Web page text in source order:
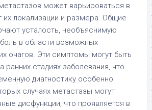
может варьироваться в
их локализации и размера. Общие
усталость, необъяснимую
в области возможных
очагов. Эти симптомы могут быть
ранних стадиях заболевания, что
диагностику особенно
случаях метастазы могут
дисфункции, что проявляется в